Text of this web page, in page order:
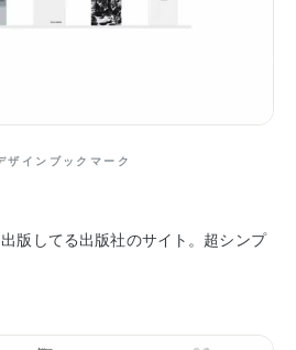
ザインブックマーク
版してる出版社のサイト。超シンプ